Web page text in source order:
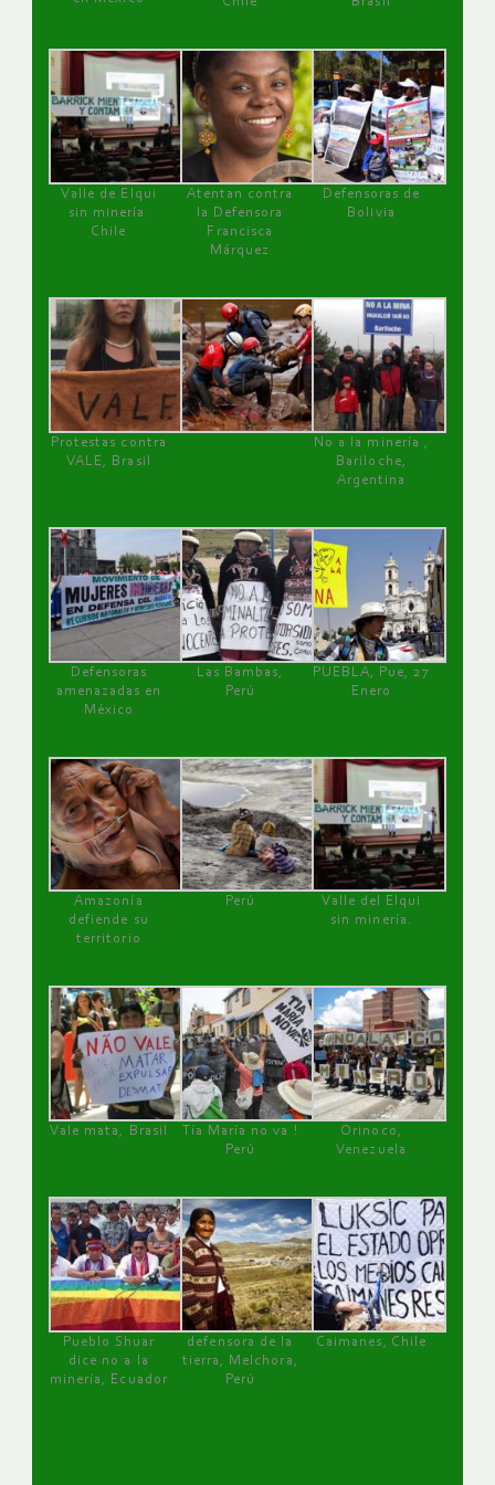
Valle de Elqui
sin minería.
Chile
Atentan contra
la Defensora
Francisca
Márquez
Defensoras de
Bolivia
Protestas contra
VALE, Brasil
No a la minería ,
Bariloche,
Argentina
Defensoras
amenazadas en
México
Las Bambas,
Perú
PUEBLA, Pue, 27
Enero
Amazonía
defiende su
territorio
Perú
Valle del Elqui
sin minería.
Vale mata, Brasil
Tía María no va !
Perú
Orinoco,
Venezuela
Pueblo Shuar
dice no a la
minería, Ecuador
defensora de la
tierra, Melchora,
Perú
Caimanes, Chile